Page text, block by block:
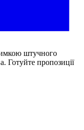
штучного
Готуйте пропозиції